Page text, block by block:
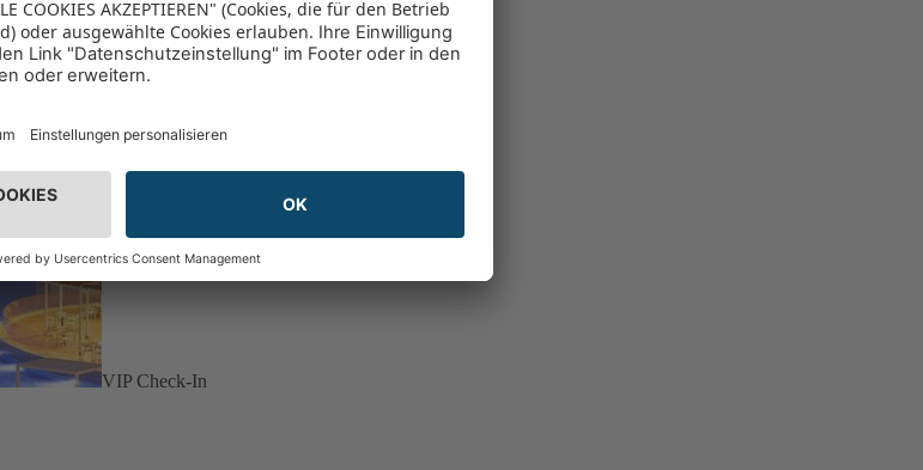
VIP Check-In